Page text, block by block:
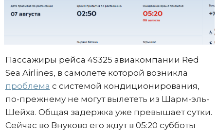
Пассажиры рейса 4S325 авиакомпании Red
Sea Airlines, в самолете которой возникла
проблема с системой кондиционирования,
по-прежнему не могут вылететь из Шарм-эль-
Шейха. Общая задержка уже превышает сутки.
Сейчас во Внуково его ждут в 05:20 субботы